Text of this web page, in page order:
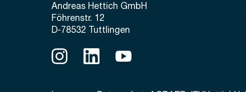
Andreas Hettich GmbH
Föhrenstr. 12
D-78532 Tuttlingen